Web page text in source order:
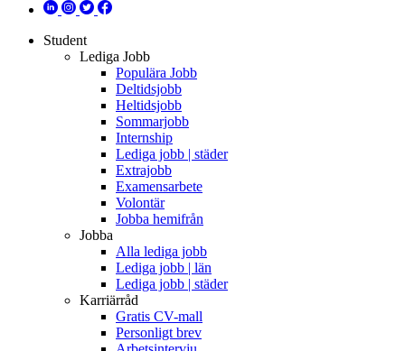
Student
Lediga Jobb
Populära Jobb
Deltidsjobb
Heltidsjobb
Sommarjobb
Internship
Lediga jobb | städer
Extrajobb
Examensarbete
Volontär
Jobba hemifrån
Jobba
Alla lediga jobb
Lediga jobb | län
Lediga jobb | städer
Karriärråd
Gratis CV-mall
Personligt brev